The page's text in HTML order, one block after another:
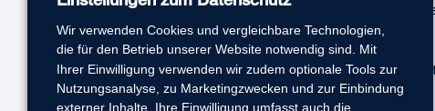
Welche Bank als
werden kann
Hiergelangen Sie zum
Wir verwenden Cookies und vergleichbare Technologien,
die für den Betrieb unserer Website notwendig sind. Mit
Ihrer Einwilligung verwenden wir zudem optionale Tools zur
Nutzungsanalyse, zu Marketingzwecken und zur Einbindung
externer Inhalte. Ihre Einwilligung umfasst auch die